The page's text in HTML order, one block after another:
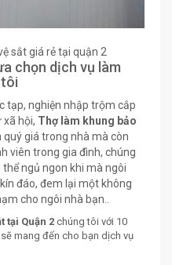
sắt giá rẻ tại quận 2
chọn dịch vụ làm
tạp, nghiện nhập trộm cắp
hội, Thợ làm khung bảo
giá trong nhà mà còn
viên trong gia đình, chúng
ngủ ngon khi mà ngôi
đáo, đem lại một không
cho ngôi nhà bạn..
tại Quận 2 chúng tôi với 10
mang đến cho bạn dịch vụ